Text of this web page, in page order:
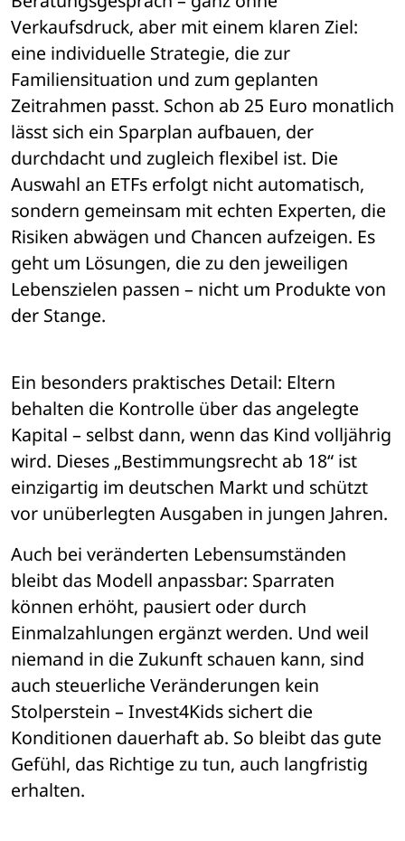
Verkaufsdruck, aber mit einem klaren Ziel:
eine individuelle Strategie, die zur
Familiensituation und zum geplanten
Zeitrahmen passt. Schon ab 25 Euro monatlich
lässt sich ein Sparplan aufbauen, der
durchdacht und zugleich flexibel ist. Die
Auswahl an ETFs erfolgt nicht automatisch,
sondern gemeinsam mit echten Experten, die
Risiken abwägen und Chancen aufzeigen. Es
geht um Lösungen, die zu den jeweiligen
Lebenszielen passen – nicht um Produkte von
der Stange.
Ein besonders praktisches Detail: Eltern
behalten die Kontrolle über das angelegte
Kapital – selbst dann, wenn das Kind volljährig
wird. Dieses „Bestimmungsrecht ab 18“ ist
einzigartig im deutschen Markt und schützt
vor unüberlegten Ausgaben in jungen Jahren.
Auch bei veränderten Lebensumständen
bleibt das Modell anpassbar: Sparraten
können erhöht, pausiert oder durch
Einmalzahlungen ergänzt werden. Und weil
niemand in die Zukunft schauen kann, sind
auch steuerliche Veränderungen kein
Stolperstein – Invest4Kids sichert die
Konditionen dauerhaft ab. So bleibt das gute
Gefühl, das Richtige zu tun, auch langfristig
erhalten.